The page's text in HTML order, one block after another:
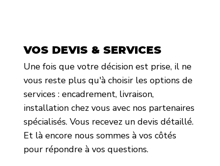
VOS DEVIS & SERVICES
Une fois que votre décision est prise, il ne
vous reste plus qu'à choisir les options de
services : encadrement, livraison,
installation chez vous avec nos partenaires
spécialisés. Vous recevez un devis détaillé.
Et là encore nous sommes à vos côtés
pour répondre à vos questions.